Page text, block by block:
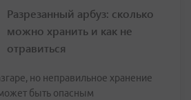
Разрезанный арбуз: сколько
можно хранить и как не
отравиться
но неправильное хранение
быть опасным